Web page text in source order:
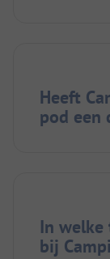
Heeft
pod een
In welke
bij